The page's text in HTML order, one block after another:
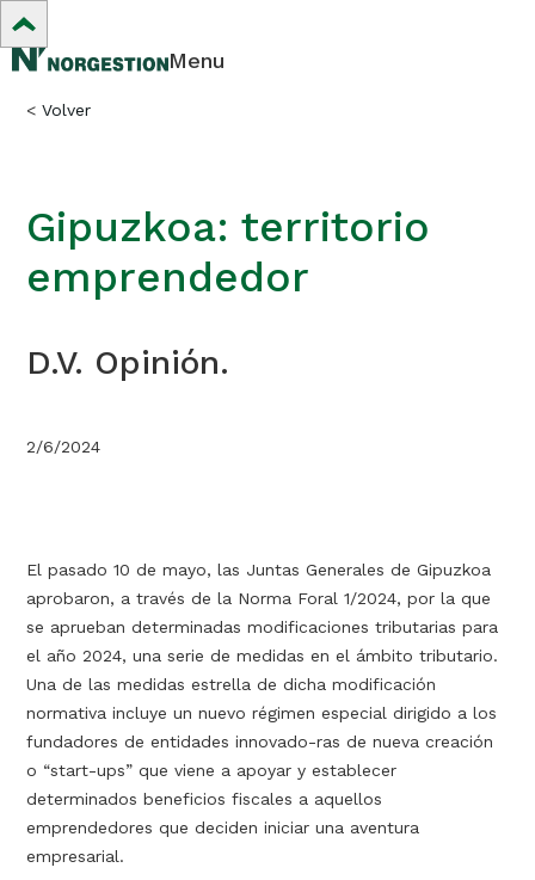
Menu
< Volver
Gipuzkoa: territorio
emprendedor
D.V. Opinión.
2/6/2024
El pasado 10 de mayo, las Juntas Generales de Gipuzkoa
aprobaron, a través de la Norma Foral 1/2024, por la que
se aprueban determinadas modificaciones tributarias para
el año 2024, una serie de medidas en el ámbito tributario.
Una de las medidas estrella de dicha modificación
normativa incluye un nuevo régimen especial dirigido a los
fundadores de entidades innovado-ras de nueva creación
o “start-ups” que viene a apoyar y establecer
determinados beneficios fiscales a aquellos
emprendedores que deciden iniciar una aventura
empresarial.